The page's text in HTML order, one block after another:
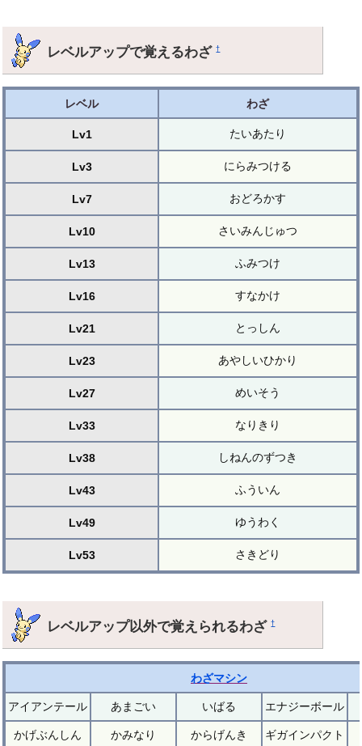
レベルアップで覚えるわざ†
レベル わざ
Lv1 たいあたり
Lv3 にらみつける
Lv7 おどろかす
Lv10 さいみんじゅつ
Lv13 ふみつけ
Lv16 すなかけ
Lv21 とっしん
Lv23 あやしいひかり
Lv27 めいそう
Lv33 なりきり
Lv38 しねんのずつき
Lv43 ふういん
Lv49 ゆうわく
Lv53 さきどり
レベルアップ以外で覚えられるわざ†
わざマシン
アイアンテール あまごい いばる エナジーボール
かげぶんしん かみなり からげんき ギガインパクト